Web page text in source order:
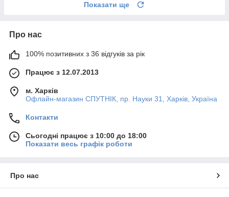
Показати ще
Про нас
100% позитивних з 36 відгуків за рік
Працює з 12.07.2013
м. Харків
Офлайн-магазин СПУТНІК, пр. Науки 31, Харків, Україна
Контакти
Сьогодні працює з 10:00 до 18:00
Показати весь графік роботи
Про нас